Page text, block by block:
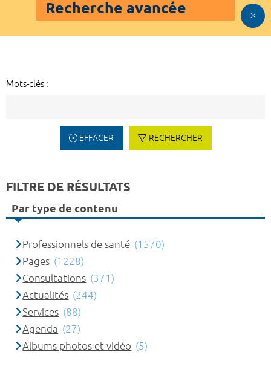
Recherche avancée
Mots-clés :
EFFACER RECHERCHER
FILTRE DE RÉSULTATS
Par type de contenu
Professionnels de santé (1570)
Pages (1228)
Consultations (371)
Actualités (244)
Services (88)
Agenda (27)
Albums photos et vidéo (5)